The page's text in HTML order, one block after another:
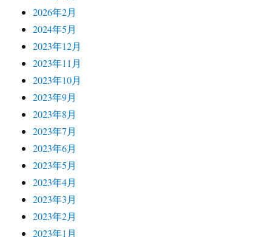
2026年2月
2024年5月
2023年12月
2023年11月
2023年10月
2023年9月
2023年8月
2023年7月
2023年6月
2023年5月
2023年4月
2023年3月
2023年2月
2023年1月